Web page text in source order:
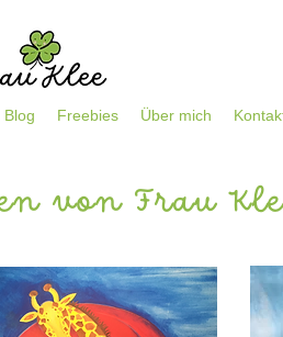
Blog Freebies Über mich
von Frau